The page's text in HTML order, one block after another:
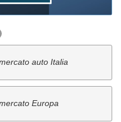
auto Italia
Europa